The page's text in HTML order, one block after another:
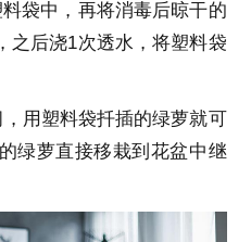
袋中，再将消毒后晾干的
之后浇1次透水，将塑料袋
用塑料袋扦插的绿萝就可
绿萝直接移栽到花盆中继